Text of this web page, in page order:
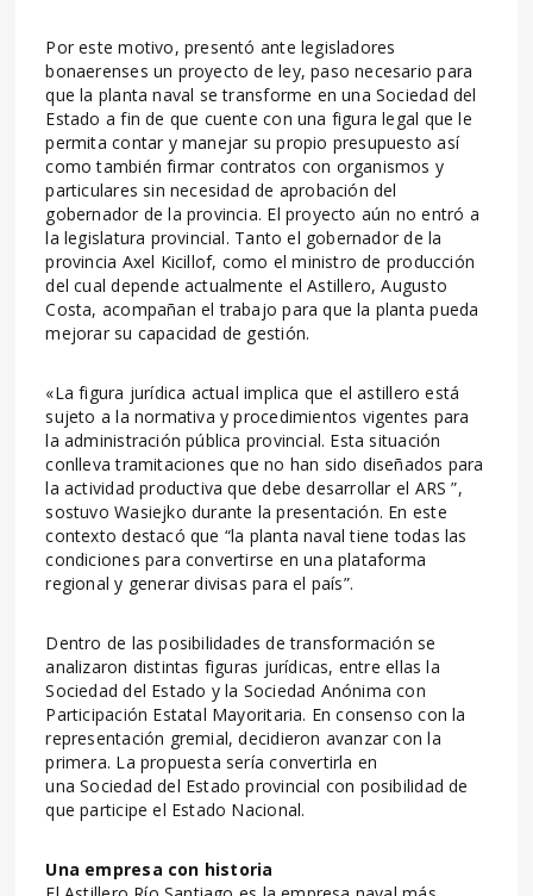
Por este motivo, presentó ante legisladores
bonaerenses un proyecto de ley, paso necesario para
que la planta naval se transforme en una Sociedad del
Estado a fin de que cuente con una figura legal que le
permita contar y manejar su propio presupuesto así
como también firmar contratos con organismos y
particulares sin necesidad de aprobación del
gobernador de la provincia. El proyecto aún no entró a
la legislatura provincial. Tanto el gobernador de la
provincia Axel Kicillof, como el ministro de producción
del cual depende actualmente el Astillero, Augusto
Costa, acompañan el trabajo para que la planta pueda
mejorar su capacidad de gestión.
«La figura jurídica actual implica que el astillero está
sujeto a la normativa y procedimientos vigentes para
la administración pública provincial. Esta situación
conlleva tramitaciones que no han sido diseñados para
la actividad productiva que debe desarrollar el ARS ”,
sostuvo Wasiejko durante la presentación. En este
contexto destacó que “la planta naval tiene todas las
condiciones para convertirse en una plataforma
regional y generar divisas para el país”.
Dentro de las posibilidades de transformación se
analizaron distintas figuras jurídicas, entre ellas la
Sociedad del Estado y la Sociedad Anónima con
Participación Estatal Mayoritaria. En consenso con la
representación gremial, decidieron avanzar con la
primera. La propuesta sería convertirla en
una Sociedad del Estado provincial con posibilidad de
que participe el Estado Nacional.
Una empresa con historia